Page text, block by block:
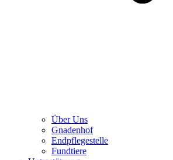
Über Uns
Gnadenhof
Endpflegestelle
Fundtiere